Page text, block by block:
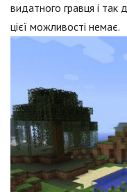
видатного гравця і
цієї можливості немає.